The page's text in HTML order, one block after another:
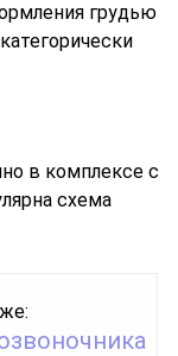
грудью
в комплексе с
схема